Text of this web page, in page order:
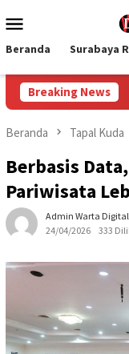
ke
Mobile
Beranda Surabaya
Breaking News
2026 DJP
Beranda Tapal Kuda
Berbasis
Pariwisata
Admin Warta Digital
24/04/2026
333